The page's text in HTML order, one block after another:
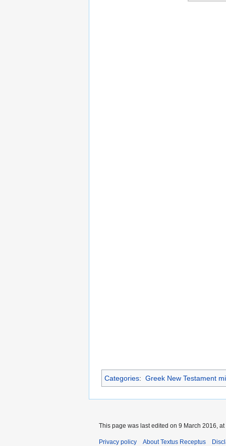
Categories: Greek New Testament
This page was last edited on 9 March 2016, at
Privacy policy About Textus Receptus